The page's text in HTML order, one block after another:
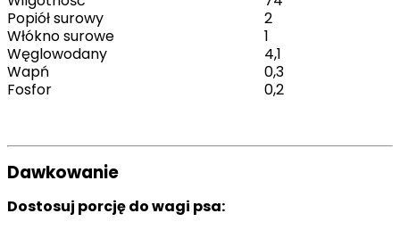
Popiół surowy
2
Włókno surowe
1
Węglowodany
4,1
Wapń
0,3
Fosfor
0,2
Dawkowanie
Dostosuj porcję do wagi psa: